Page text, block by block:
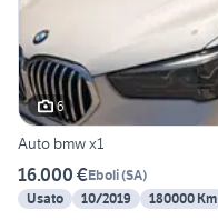
6
Auto bmw x1
16.000 €Eboli(SA)
Usato
10/2019 180000 Km